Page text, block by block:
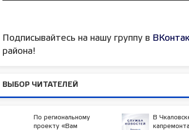
Подписывайтесь на нашу группу в
района!
ВЫБОР ЧИТАТЕЛЕЙ
По региональному
проекту «Вам
В